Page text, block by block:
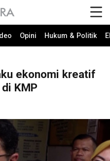
Opini Hukum & Politik
ekonomi kreatif
KMP